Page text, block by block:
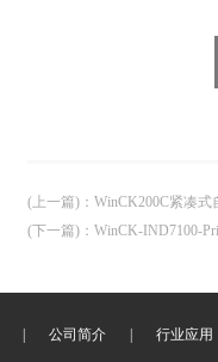
(上一篇) ： WinCK200C紧凑式
(下一篇) ： WinCK-IND7100-
公司简介 行业应用